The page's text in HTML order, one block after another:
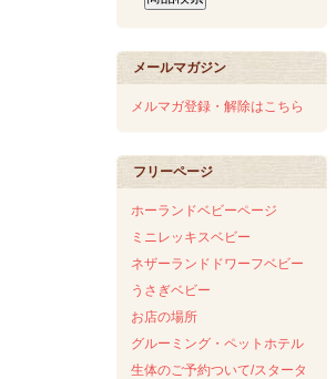
メールマガジン
メルマガ登録・解除はこちら
フリーページ
ホーランドベビーページ
ミニレッキスベビー
ネザーランドドワーフベビー
うさぎベビー
お店の場所
グルーミング・ペットホテル
生体のご予約ついて/スタータ